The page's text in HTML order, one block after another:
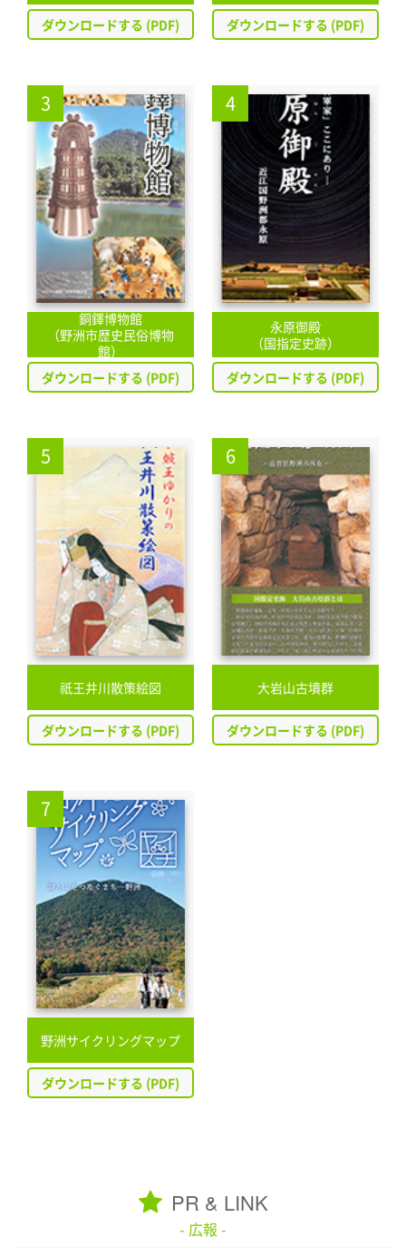
ダウンロードする (PDF)
ダウンロードする (PDF)
3
銅鐸博物館
（野洲市歴史民俗博物
館）
ダウンロードする (PDF)
4
永原御殿
（国指定史跡）
ダウンロードする (PDF)
5
祇王井川散策絵図
ダウンロードする (PDF)
6
大岩山古墳群
ダウンロードする (PDF)
7
野洲サイクリングマップ
ダウンロードする (PDF)
PR & LINK
- 広報 -